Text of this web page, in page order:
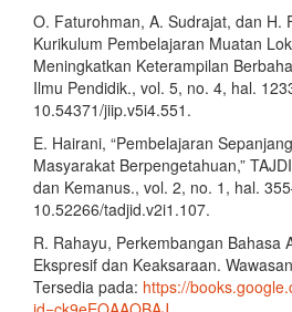
O. Faturohman, A. Sudrajat, dan H.
Kurikulum Pembelajaran Muatan
Meningkatkan Keterampilan
Ilmu Pendidik., vol. 5, no. 4, hal.
10.54371/jiip.v5i4.551.
E. Hairani, “Pembelajaran
Masyarakat Berpengetahuan,”
dan Kemanus., vol. 2, no. 1, hal.
10.52266/tadjid.v2i1.107.
R. Rahayu, Perkembangan Bahasa
Ekspresif dan Keaksaraan.
Tersedia pada: https://